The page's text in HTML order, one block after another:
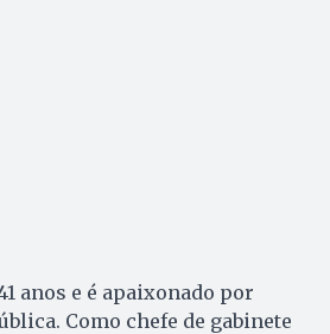
anos e é apaixonado por
Como chefe de gabinete